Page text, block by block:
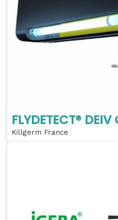
FLYDETECT®
Killgerm France